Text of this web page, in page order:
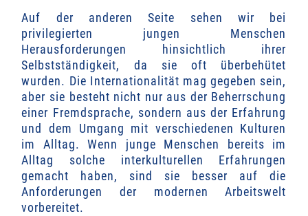
Auf der anderen Seite sehen wir bei
privilegierten jungen Menschen
Herausforderungen hinsichtlich ihrer
Selbstständigkeit, da sie oft überbehütet
wurden. Die Internationalität mag gegeben sein,
aber sie besteht nicht nur aus der Beherrschung
einer Fremdsprache, sondern aus der Erfahrung
und dem Umgang mit verschiedenen Kulturen
im Alltag. Wenn junge Menschen bereits im
Alltag solche interkulturellen Erfahrungen
gemacht haben, sind sie besser auf die
Anforderungen der modernen Arbeitswelt
vorbereitet.